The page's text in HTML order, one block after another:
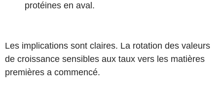
protéines en aval.
Les implications sont claires. La rotation des valeurs
de croissance sensibles aux taux vers les matières
premières a commencé.